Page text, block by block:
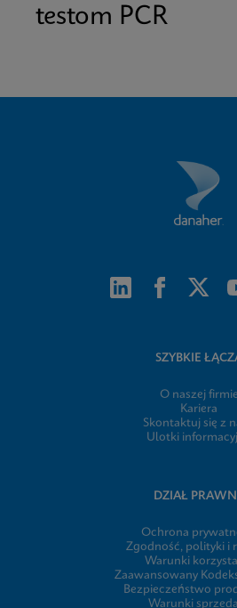
testom PCR
SZYBKIE
O naszej firmie
Kariera
Skontaktuj się z
Ulotki
DZIAŁ
Ochrona
Zgodność, polityki i
Warunki
Zaawansowany
Bezpieczeństwo
Warunki